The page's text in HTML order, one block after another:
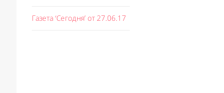
Газета ‘Сегодня’ от 27.06.17